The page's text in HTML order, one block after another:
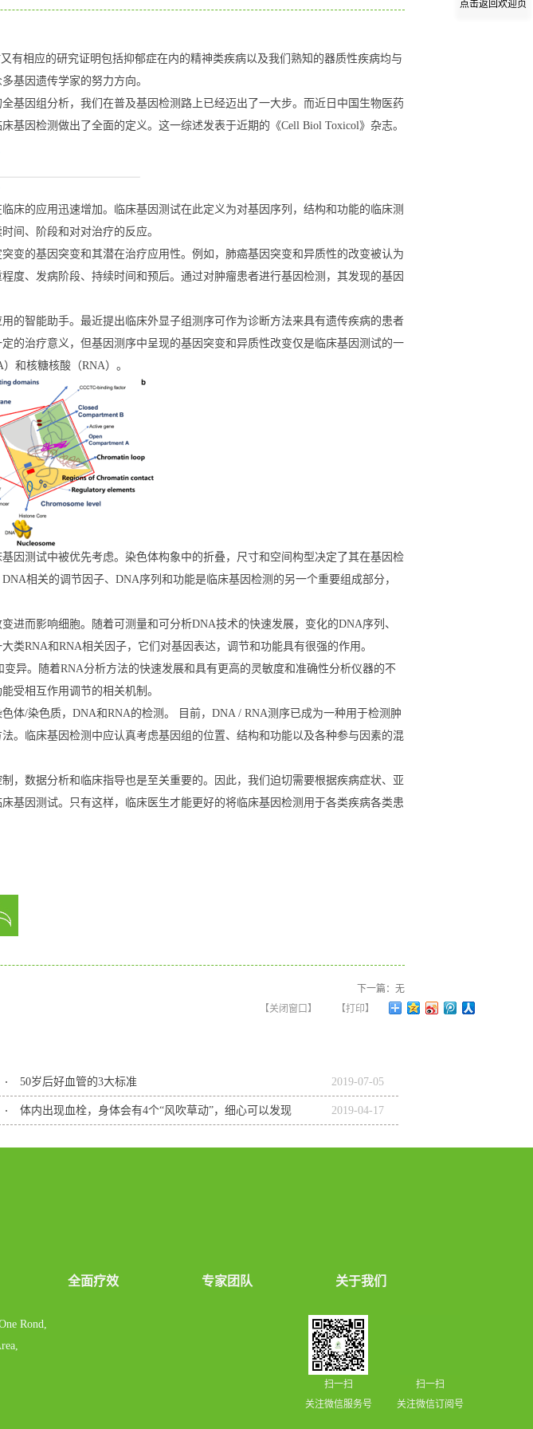
有相应的研究证明包括抑郁症在内的精神类疾病以及我们熟知的器质性疾病均与
基因遗传学家的努力方向。
基因组分析，我们在普及基因检测路上已经迈出了一大步。而近日中国生物医药
因检测做出了全面的定义。这一综述发表于近期的《Cell Biol Toxicol》杂志。
床的应用迅速增加。临床基因测试在此定义为对基因序列，结构和功能的临床测
间、阶段和对对治疗的反应。
变的基因突变和其潜在治疗应用性。例如，肺癌基因突变和异质性的改变被认为
度、发病阶段、持续时间和预后。通过对肿瘤患者进行基因检测，其发现的基因
的智能助手。最近提出临床外显子组测序可作为诊断方法来具有遗传疾病的患者
的治疗意义，但基因测序中呈现的基因突变和异质性改变仅是临床基因测试的一
和核糖核酸（RNA）。
因测试中被优先考虑。染色体构象中的折叠，尺寸和空间构型决定了其在基因检
相关的调节因子、DNA序列和功能是临床基因检测的另一个重要组成部分，
而影响细胞。随着可测量和可分析DNA技术的快速发展，变化的DNA序列、
RNA和RNA相关因子，它们对基因表达，调节和功能具有很强的作用。
异。随着RNA分析方法的快速发展和具有更高的灵敏度和准确性分析仪器的不
受相互作用调节的相关机制。
体/染色质，DNA和RNA的检测。 目前，DNA / RNA测序已成为一种用于检测肿
。临床基因检测中应认真考虑基因组的位置、结构和功能以及各种参与因素的混
，数据分析和临床指导也是至关重要的。因此，我们迫切需要根据疾病症状、亚
基因测试。只有这样，临床医生才能更好的将临床基因检测用于各类疾病各类患
下一篇：无
【关闭窗口】
【打印】
50岁后好血管的3大标准 2019-07-05
体内出现血栓，身体会有4个“风吹草动”，细心可以发现 2019-04-17
全面疗效 专家团队 关于我们
Rond,
扫一扫
关注微信服务号
扫一扫
关注微信订阅号
点击返回欢迎页